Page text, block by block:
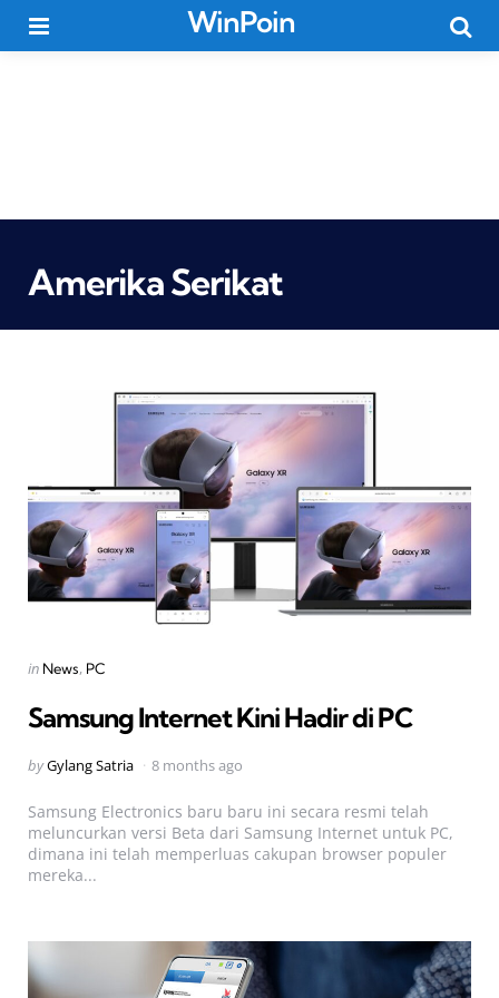
WinPoin
Amerika Serikat
Categories
Posted
in News PC
Samsung Internet Kini Hadir di PC
Posted
byGylang Satria 8 months ago
Samsung Electronics baru baru ini secara resmi telah
meluncurkan versi Beta dari Samsung Internet untuk PC,
dimana ini telah memperluas cakupan browser populer
mereka...